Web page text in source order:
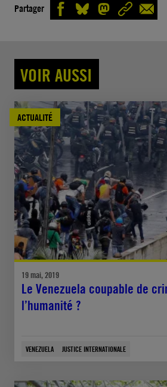
Partager
VOIR AUSSI
ACTUALITÉ
19 mai, 2019
Le Venezuela coupable de
l’humanité ?
VENEZUELA JUSTICE INTERNATIONALE